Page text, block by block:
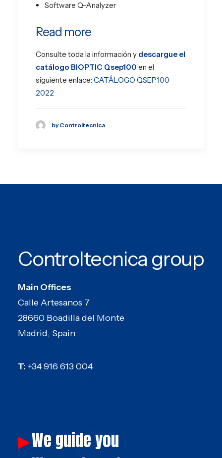
Software Q-Analyzer
Read more
Consulte toda la información y descargue el
catálogo BIOPTIC Qsep100 en el
siguiente enlace: CATÁLOGO QSEP100
2022
by Controltecnica
Controltecnica group
Main Offices
Calle Artesanos 7
28660 Boadilla del Monte
Madrid, Spain
T: +34 916 613 004
▶We guide you